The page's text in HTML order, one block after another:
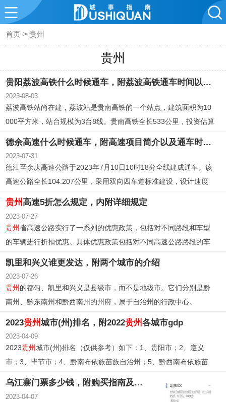
首页 >贵州
贵州
贵阳荔波高铁什么时候通车，附荔波高铁通车时间以及其他信息
2023-08-03
荔波高铁站尚在建，荔波站是贵南高铁的一个站点，建筑面积为10
000平方米，站台规模为3台8线。贵南高铁全长533公里，投资估算
0%。
德余高速什么时候通车，附高速项目简介以及通车时间一览
2023-07-31
德江至余庆高速公路于2023年7月10日10时18分全线建成通车。该
高速公路全长104.207公里，采用双向四车道标准建设，设计速度
为80公里/小时。项目起于德江县合兴镇，止于余庆县小腮，设有10
方案的一部分，旨在构建“长江经济带”综合交通运输体系，提升交
通服务水平。项目估算总投资为141.58亿元。
贵州 高速5折怎么规定，内附详细规定
2023-07-27
贵州省高速公路实行了一系列的优惠政策，包括对不同路段和车型
的车辆进行折扣优惠。具体优惠政策包括对不同高速公路路段的车
里程已经超过7000公里，位居全国第四位。
凯里和兴义谁更发达，附两个城市的介绍
2023-07-26
贵州 的都匀、凯里和兴义是县级市，而不是地级市。它们分别是黔
南州、黔东南州和黔西南州的州府，属于自治州的行政中心。
2023贵州城市(州)排名，附2022贵州各城市gdp
2023-04-09
2023贵州城市(州)排名（仅供参考）如下：1、贵阳市；2、遵义
市；3、毕节市；4、黔南布依族苗族自治州；5、黔西南布依族苗
族自治州；6、六盘水市；7、铜仁市；8、黔东南苗族侗族自治
乌江寨门票多少钱，附购买指南及景点攻略
2023-04-07